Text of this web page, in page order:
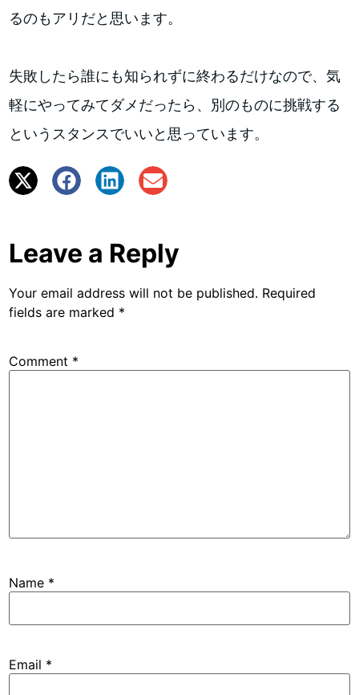
るのもアリだと思います。
失敗したら誰にも知られずに終わるだけなので、気
軽にやってみてダメだったら、別のものに挑戦する
というスタンスでいいと思っています。
Leave a Reply
Your email address will not be published. Required
fields are marked *
Comment *
Name *
Email *